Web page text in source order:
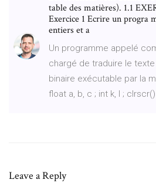
table des matières). 1.1
Exercice 1 Ecrire un progra
entiers et a
Un programme appelé
chargé de traduire le
binaire exécutable par la
float a, b, c ; int k, l ; clrscr()
Leave a Reply